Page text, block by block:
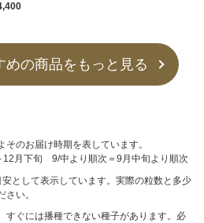
めの商品をもっと見る
そのお届け時期を表しています。
12月下旬 9/中より順次＝9月中旬より順次
として表示しています。実際の粒数と多少
い。
すぐには播種できない種子があります。必